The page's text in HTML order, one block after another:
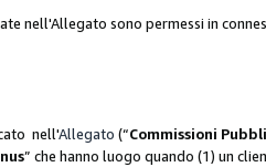
nell'Allegato sono permessi in
nell'Allegato (“Commissioni
” che hanno luogo quando (1) un